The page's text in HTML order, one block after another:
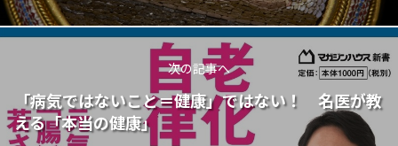
次の記事へ
「病気ではないこと＝健康」ではない！ 名医が教
える「本当の健康」